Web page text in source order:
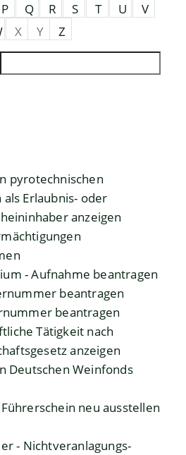
P Q R S T U
V
X Y
Z
pyrotechnischen
Erlaubnis- oder
anzeigen
- Aufnahme beantragen
beantragen
beantragen
Tätigkeit nach
anzeigen
Deutschen Weinfonds
neu ausstellen
- Nichtveranlagungs-